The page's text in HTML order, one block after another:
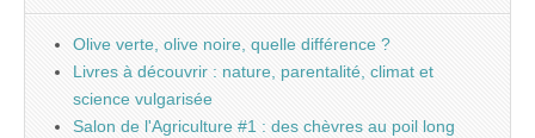
Olive verte, olive noire, quelle différence ?
Livres à découvrir : nature, parentalité, climat et
science vulgarisée
Salon de l'Agriculture #1 : des chèvres au poil long